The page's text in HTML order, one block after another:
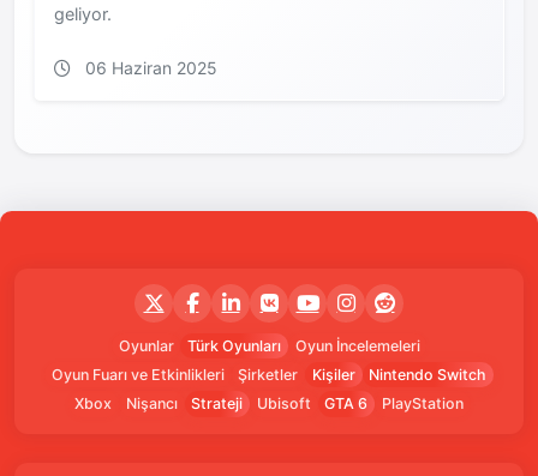
geliyor.
06 Haziran 2025
Oyunlar Türk Oyunları
Oyun İncelemeleri
Oyun Fuarı ve Etkinlikleri
Şirketler Kişiler
Nintendo Switch
Xbox
Nişancı Strateji Ubisoft GTA 6 PlayStation